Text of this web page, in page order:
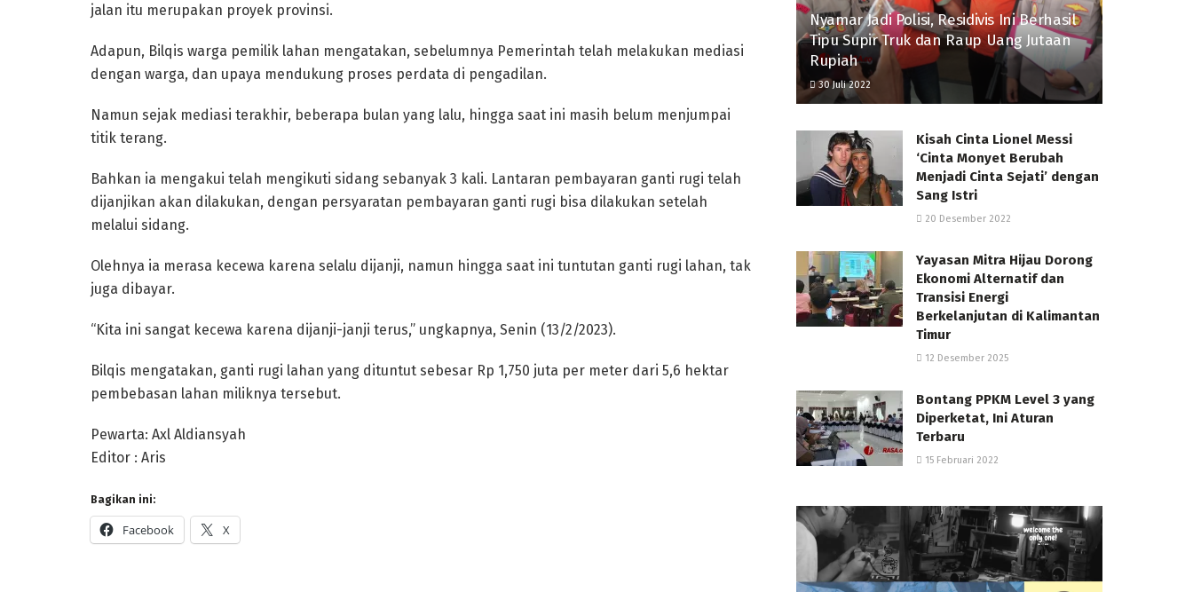
jalan itu merupakan proyek provinsi.
Adapun, Bilqis warga pemilik lahan mengatakan, sebelumnya Pemerintah telah melakukan mediasi
dengan warga, dan upaya mendukung proses perdata di pengadilan.
Namun sejak mediasi terakhir, beberapa bulan yang lalu, hingga saat ini masih belum menjumpai
titik terang.
Bahkan ia mengakui telah mengikuti sidang sebanyak 3 kali. Lantaran pembayaran ganti rugi telah
dijanjikan akan dilakukan, dengan persyaratan pembayaran ganti rugi bisa dilakukan setelah
melalui sidang.
Olehnya ia merasa kecewa karena selalu dijanji, namun hingga saat ini tuntutan ganti rugi lahan, tak
juga dibayar.
“Kita ini sangat kecewa karena dijanji-janji terus,” ungkapnya, Senin (13/2/2023).
Bilqis mengatakan, ganti rugi lahan yang dituntut sebesar Rp 1,750 juta per meter dari 5,6 hektar
pembebasan lahan miliknya tersebut.
Pewarta: Axl Aldiansyah
Editor : Aris
Bagikan ini:
Facebook X
Nyamar Jadi Polisi, Residivis Ini Berhasil
Tipu Supir Truk dan Raup Uang Jutaan
Rupiah
30 Juli 2022
Kisah Cinta Lionel Messi
‘Cinta Monyet Berubah
Menjadi Cinta Sejati’ dengan
Sang Istri
20 Desember 2022
Yayasan Mitra Hijau Dorong
Ekonomi Alternatif dan
Transisi Energi
Berkelanjutan di Kalimantan
Timur
12 Desember 2025
Bontang PPKM Level 3 yang
Diperketat, Ini Aturan
Terbaru
15 Februari 2022